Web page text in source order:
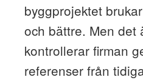
byggprojektet
och bättre. Men det
kontrollerar firman
referenser från